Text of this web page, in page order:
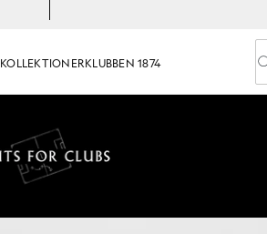
KOLLEKTIONERKLUBBEN 1874